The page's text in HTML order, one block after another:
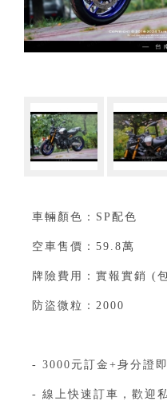
車輛顏色：SP配色
空車售價：59.8萬
牌險費用：實報實銷 (
防盜微粒：2000
- 3000元訂金+身分證
- 線上快速訂車，歡